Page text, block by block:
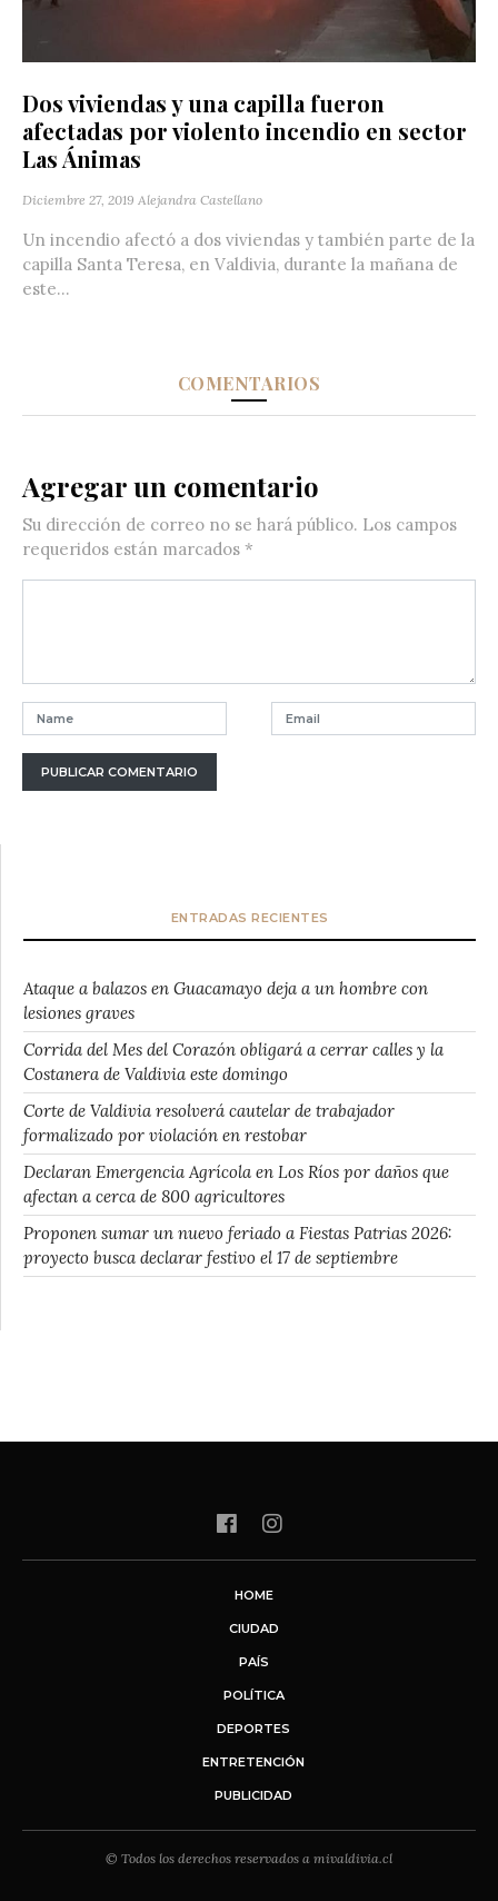
Dos viviendas y una capilla fueron
afectadas por violento incendio en sector
Las Ánimas
Diciembre 27, 2019 Alejandra Castellano
Un incendio afectó a dos viviendas y también parte de la
capilla Santa Teresa, en Valdivia, durante la mañana de
este...
COMENTARIOS
Agregar un comentario
Su dirección de correo no se hará público. Los campos
requeridos están marcados *
ENTRADAS RECIENTES
Ataque a balazos en Guacamayo deja a un hombre con
lesiones graves
Corrida del Mes del Corazón obligará a cerrar calles y la
Costanera de Valdivia este domingo
Corte de Valdivia resolverá cautelar de trabajador
formalizado por violación en restobar
Declaran Emergencia Agrícola en Los Ríos por daños que
afectan a cerca de 800 agricultores
Proponen sumar un nuevo feriado a Fiestas Patrias 2026:
proyecto busca declarar festivo el 17 de septiembre
HOME
CIUDAD
PAÍS
POLÍTICA
DEPORTES
ENTRETENCIÓN
PUBLICIDAD
© Todos los derechos reservados a mivaldivia.cl